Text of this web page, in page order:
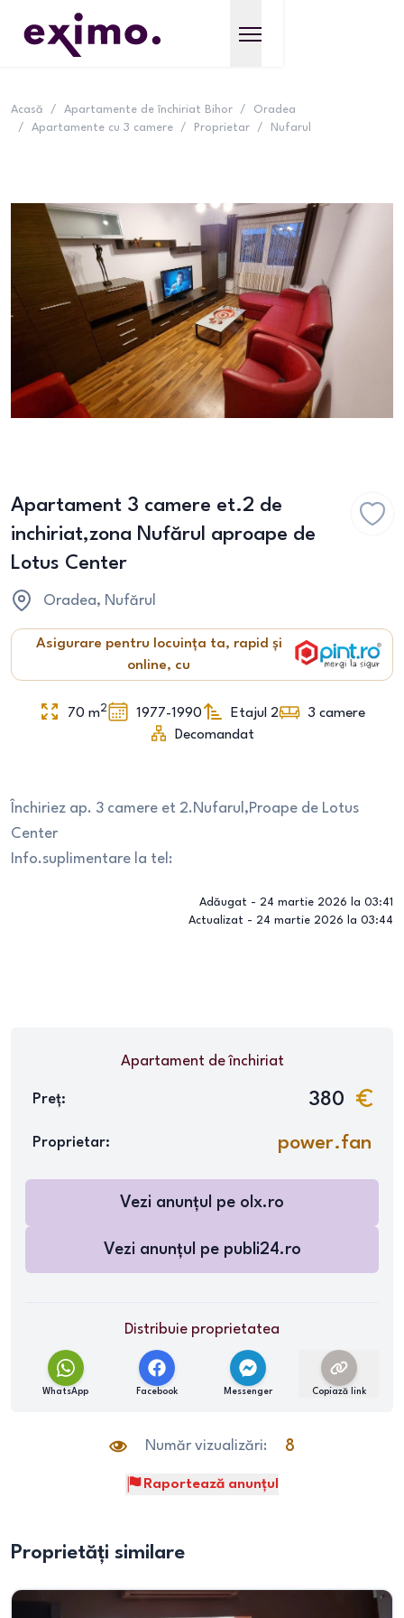
Acasă / Apartamente de închiriat Bihor /
Oradea
/
Apartamente cu 3 camere / Proprietar / Nufarul
Apartament 3 camere et.2 de
inchiriat,zona Nufărul aproape de
Lotus Center
Oradea, Nufărul
Asigurare pentru locuința ta, rapid și
online, cu
70 m2 1977-1990 Etajul 2 3 camere
Decomandat
Închiriez ap. 3 camere et 2.Nufarul,Proape de Lotus
Center
Info.suplimentare la tel:
Adăugat - 24 martie 2026 la 03:41
Actualizat - 24 martie 2026 la 03:44
Apartamentde închiriat
Preț: 380
Proprietar: power.fan
Vezi anunțul pe olx.ro
Vezi anunțul pe publi24.ro
Distribuie proprietatea
WhatsApp Facebook Messenger Copiază link
Număr vizualizări: 8
Raportează anunțul
Proprietăți similare